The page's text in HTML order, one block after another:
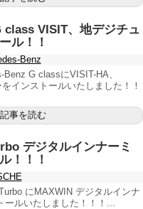
VISIT、地デジチュ
ル！！
Benz
G classにVISIT-HA、
インストールいたしました！！
記事を読む
デジタルインナーミ
！！！
にMAXWIN デジタルインナ
ルいたしました！！！...